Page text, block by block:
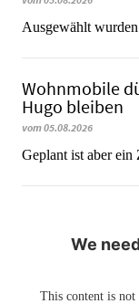
Ausgewählt
Wohnmobile
Hugo bleiben
vom 05.08.2026
Geplant ist aber ein
We
This content is not